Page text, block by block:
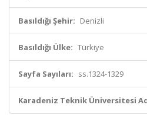
Basıldığı Şehir: Denizli
Basıldığı Ülke: Türkiye
Sayfa Sayıları: ss.1324-1329
Karadeniz Teknik Üniversitesi